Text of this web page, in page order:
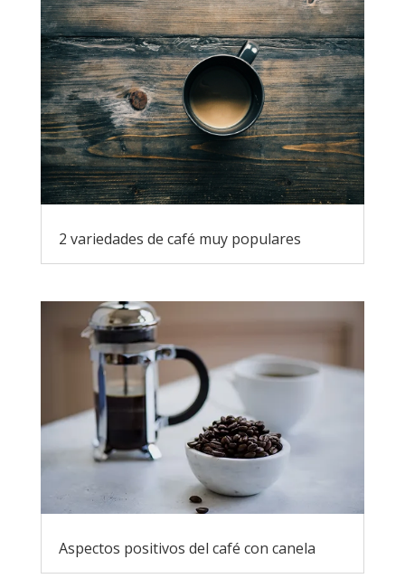
2 variedades de café muy populares
Aspectos positivos del café con canela